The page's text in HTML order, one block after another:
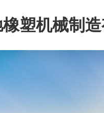
塑机械制